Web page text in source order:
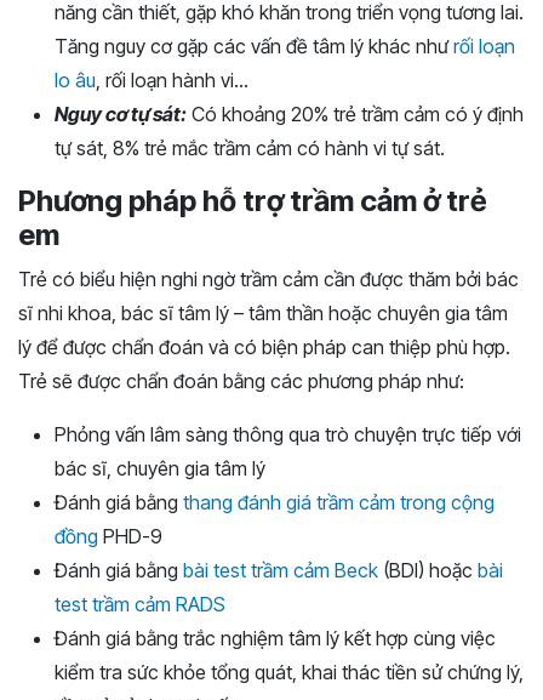
năng cần thiết, gặp khó khăn trong triển vọng tương lai.
Tăng nguy cơ gặp các vấn đề tâm lý khác nhưrối loạn
lo âu, rối loạn hành vi…
Nguy cơ tự sát: Có khoảng 20% trẻ trầm cảm có ý định
tự sát, 8% trẻ mắc trầm cảm có hành vi tự sát.
Phương pháp hỗ trợ trầm cảm ở trẻ
em
Trẻ có biểu hiện nghi ngờ trầm cảm cần được thăm bởi bác
sĩ nhi khoa, bác sĩ tâm lý – tâm thần hoặc chuyên gia tâm
lý để được chẩn đoán và có biện pháp can thiệp phù hợp.
Trẻ sẽ được chẩn đoán bằng các phương pháp như:
Phỏng vấn lâm sàng thông qua trò chuyện trực tiếp với
bác sĩ, chuyên gia tâm lý
Đánh giá bằng thang đánh giá trầm cảm trong cộng
đồng PHD-9
Đánh giá bằng bài test trầm cảm Beck (BDI) hoặc bài
test trầm cảm RADS
Đánh giá bằng trắc nghiệm tâm lý kết hợp cùng việc
kiểm tra sức khỏe tổng quát, khai thác tiền sử chứng lý,